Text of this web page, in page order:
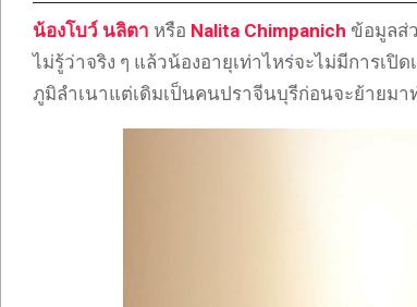
น้องโบว์ นลิตา หรือ Nalita Chimpanich ข้อมูลส่
ไม่รู้ว่าจริง ๆ แล้วน้องอายุเท่าไหร่จะไม่มีการเ
ภูมิลำเนาแต่เดิมเป็นคนปราจีนบุรีก่อนจะย้ายมา